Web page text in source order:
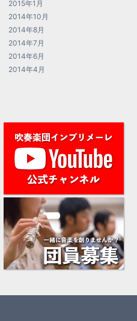
2015年1月
2014年10月
2014年8月
2014年7月
2014年6月
2014年4月